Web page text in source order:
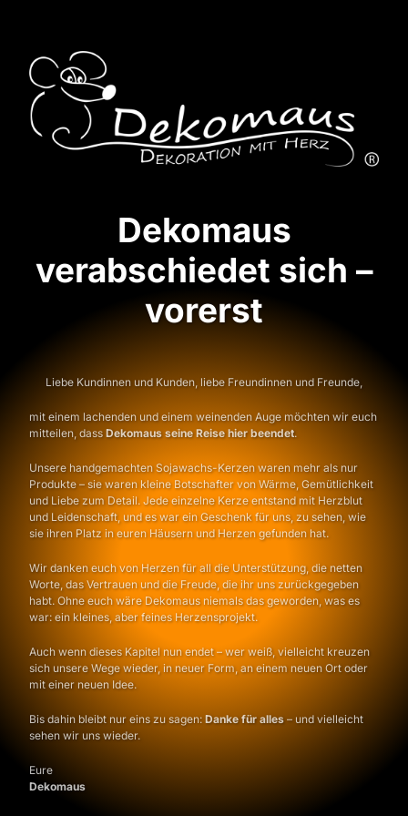
Dekomaus
verabschiedet sich –
vorerst
Liebe Kundinnen und Kunden, liebe Freundinnen und Freunde,
mit einem lachenden und einem weinenden Auge möchten wir euch
mitteilen, dass Dekomaus seine Reise hier beendet.
Unsere handgemachten Sojawachs-Kerzen waren mehr als nur
Produkte – sie waren kleine Botschafter von Wärme, Gemütlichkeit
und Liebe zum Detail. Jede einzelne Kerze entstand mit Herzblut
und Leidenschaft, und es war ein Geschenk für uns, zu sehen, wie
sie ihren Platz in euren Häusern und Herzen gefunden hat.
Wir danken euch von Herzen für all die Unterstützung, die netten
Worte, das Vertrauen und die Freude, die ihr uns zurückgegeben
habt. Ohne euch wäre Dekomaus niemals das geworden, was es
war: ein kleines, aber feines Herzensprojekt.
Auch wenn dieses Kapitel nun endet – wer weiß, vielleicht kreuzen
sich unsere Wege wieder, in neuer Form, an einem neuen Ort oder
mit einer neuen Idee.
Bis dahin bleibt nur eins zu sagen: Danke für alles– und vielleicht
sehen wir uns wieder.
Eure
Dekomaus